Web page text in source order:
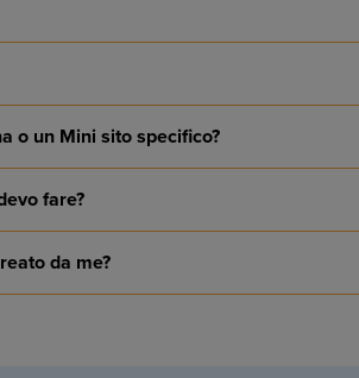
o un Mini sito specifico?
fare?
da me?